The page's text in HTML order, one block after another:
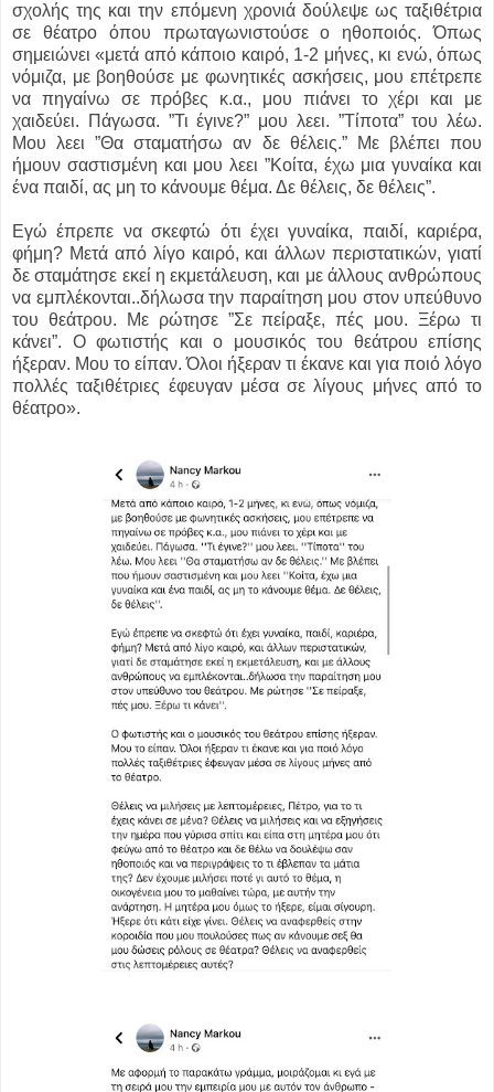
σχολής της και την επόμενη χρονιά δούλεψε ως ταξιθέτρια
σε θέατρο όπου πρωταγωνιστούσε ο ηθοποιός. Όπως
σημειώνει «μετά από κάποιο καιρό, 1-2 μήνες, κι ενώ, όπως
νόμιζα, με βοηθούσε με φωνητικές ασκήσεις, μου επέτρεπε
να πηγαίνω σε πρόβες κ.α., μου πιάνει το χέρι και με
χαιδεύει. Πάγωσα. ”Τι έγινε?” μου λεει. ”Τίποτα” του λέω.
Μου λεει ”Θα σταματήσω αν δε θέλεις.” Με βλέπει που
ήμουν σαστισμένη και μου λεει ”Κοίτα, έχω μια γυναίκα και
ένα παιδί, ας μη το κάνουμε θέμα. Δε θέλεις, δε θέλεις”.
Εγώ έπρεπε να σκεφτώ ότι έχει γυναίκα, παιδί, καριέρα,
φήμη? Μετά από λίγο καιρό, και άλλων περιστατικών, γιατί
δε σταμάτησε εκεί η εκμετάλευση, και με άλλους ανθρώπους
να εμπλέκονται..δήλωσα την παραίτηση μου στον υπεύθυνο
του θεάτρου. Με ρώτησε ”Σε πείραξε, πές μου. Ξέρω τι
κάνει”. Ο φωτιστής και ο μουσικός του θεάτρου επίσης
ήξεραν. Μου το είπαν. Όλοι ήξεραν τι έκανε και για ποιό λόγο
πολλές ταξιθέτριες έφευγαν μέσα σε λίγους μήνες από το
θέατρο».